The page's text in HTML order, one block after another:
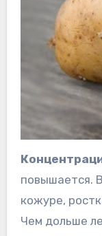
повышается.
кожуре,
Чем дольше